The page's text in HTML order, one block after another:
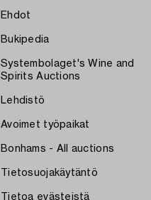
Ehdot
Bukipedia
Systembolaget's Wine and
Spirits Auctions
Lehdistö
Avoimet työpaikat
Bonhams - All auctions
Tietosuojakäytäntö
Tietoa evästeistä